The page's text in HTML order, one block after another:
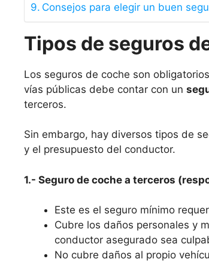
Consejos para elegir un buen
Tipos de seguros
Los seguros de coche son
vías públicas debe contar con un
terceros.
Sin embargo, hay diversos tipos de
y el presupuesto del conductor.
1.- Seguro de coche a terceros
Este es el seguro mínimo
Cubre los daños personales y
conductor asegurado sea
No cubre daños al propio